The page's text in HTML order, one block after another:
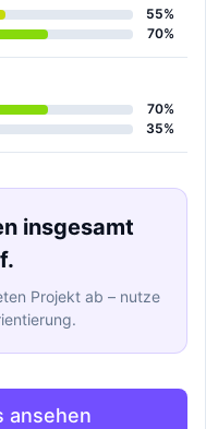
55%
70%
70%
35%
insgesamt
Projekt ab – nutze
ansehen